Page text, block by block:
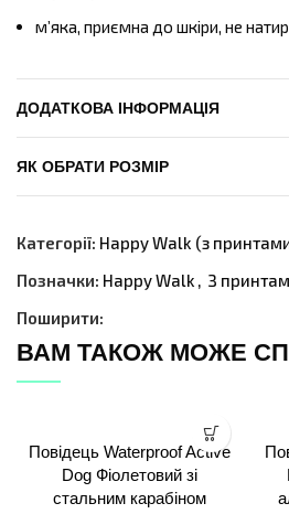
м’яка, приємна до шкіри, не
ДОДАТКОВА ІНФОРМАЦІЯ
ЯК ОБРАТИ РОЗМІР
Категорії: Happy Walk (з
Позначки: Happy Walk , З
Поширити:
ВАМ ТАКОЖ МОЖЕ
Повідець Waterproof Active
Dog Фіолетовий зі
стальним карабіном